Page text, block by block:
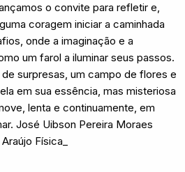
o convite para refletir e,
coragem iniciar a caminhada
onde a imaginação e a
um farol a iluminar seus passos.
surpresas, um campo de flores e
em sua essência, mas misteriosa
lenta e continuamente, em
José Uibson Pereira Moraes
Física_